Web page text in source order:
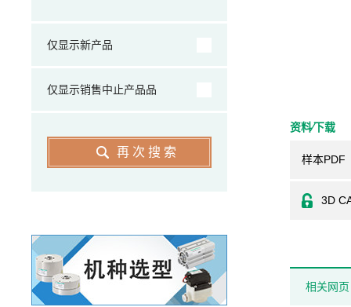
资料⁄下载
样本PDF
3D
相关网页
仅显示新产品
仅显示销售中止产品品
再次搜索